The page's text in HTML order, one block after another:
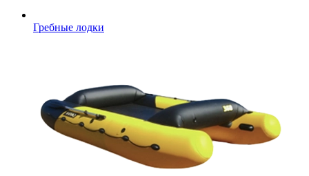
Гребные лодки